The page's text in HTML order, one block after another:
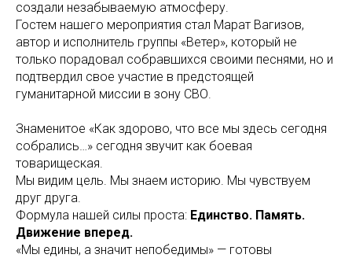
создали незабываемую атмосферу.
Гостем нашего мероприятия стал Марат Вагизов,
автор и исполнитель группы «Ветер», который не
только порадовал собравшихся своими песнями, но и
подтвердил свое участие в предстоящей
гуманитарной миссии в зону СВО.
Знаменитое «Как здорово, что все мы здесь сегодня
собрались…» сегодня звучит как боевая
товарищеская.
Мы видим цель. Мы знаем историю. Мы чувствуем
друг друга.
Формула нашей силы проста: Единство. Память.
Движение вперед.
«Мы едины, а значит непобедимы» — готовы